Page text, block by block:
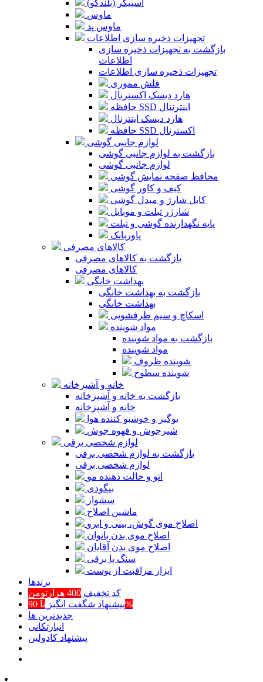
اسپیکر (بلندگو)
ماوس
ماوس پد
تجهیزات ذخیره سازی اطلاعات
بازگشت به تجهیزات ذخیره سازی
اطلاعات
تجهیزات ذخیره سازی اطلاعات
فلش مموری
هارد دیسک اکسترنال
حافظه SSD اینترنتال
هارد دیسک اینترنال
حافظه SSD اکسترنال
لوازم جانبی گوشی
بازگشت به لوازم جانبی گوشی
لوازم جانبی گوشی
محافظ صفحه نمایش گوشی
کیف و کاور گوشی
کابل شارژ و مبدل گوشی
شارژر تبلت و موبایل
پایه نگهدارنده گوشی و تبلت
پاوربانک
کالاهای مصرفی
بازگشت به کالاهای مصرفی
کالاهای مصرفی
بهداشت خانگی
بازگشت به بهداشت خانگی
بهداشت خانگی
اسکاچ و سیم ظرفشویی
مواد شوینده
بازگشت به مواد شوینده
مواد شوینده
شوینده ظروف
شوینده سطوح
خانه و آشپزخانه
بازگشت به خانه و آشپزخانه
خانه و آشپزخانه
بوگیر و خوشبو کننده هوا
شیرجوش و قهوه جوش
لوازم شخصی برقی
بازگشت به لوازم شخصی برقی
لوازم شخصی برقی
اتو و حالت دهنده مو
بیگودی
سشوار
ماشین اصلاح
اصلاح موی گوش، بینی و ابرو
اصلاح موی بدن بانوان
اصلاح موی بدن آقایان
سنگ پا برقی
ابزار مراقبت از پوست
برند‌ها
کد تخفیف 400 هزارتومن
پیشنهاد شگفت انگیزتا 90%
جدیدترین ها
انبارتکانی
پیشنهاد کادولین